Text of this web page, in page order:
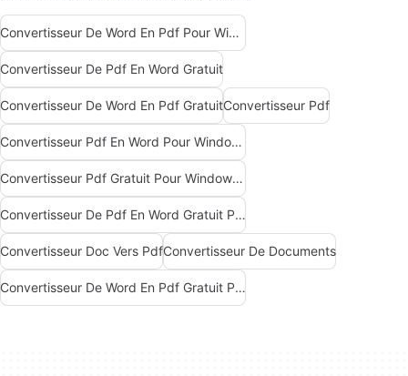
Convertisseur De Word En Pdf Pour Windows
Convertisseur De Pdf En Word Gratuit
Convertisseur De Word En Pdf GratuitConvertisseur Pdf
Convertisseur Pdf En Word Pour Windows
Convertisseur Pdf Gratuit Pour Windows 7
Convertisseur De Pdf En Word Gratuit Pour Windows
Convertisseur Doc Vers PdfConvertisseur De Documents
Convertisseur De Word En Pdf Gratuit Pour Windows 7